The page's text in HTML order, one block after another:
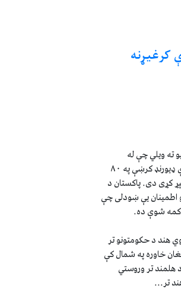
کرغیړنه
ته ویلي چې له
افغانستان سره د ۲۶۰۰ کلومتره اوږدې ډیورنډ کرښې په ۸۰
کړی دی. پاکستان د
اطمینان یې ښودلی چې
کمه شوې ده.
هند د حکومتونو تر
خاوره په شمال کې
هلمند تر وروستي
تر...